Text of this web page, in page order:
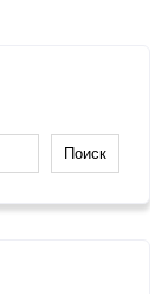
Поиск